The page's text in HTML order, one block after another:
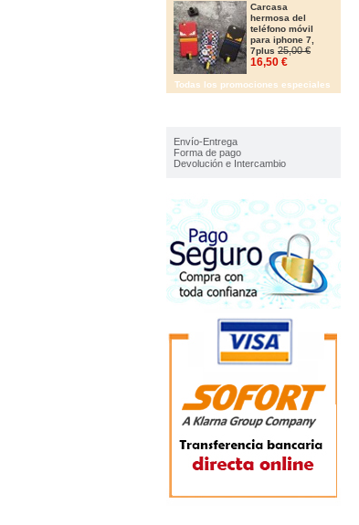
Carcasa
hermosa del
teléfono móvil
para iphone 7,
7plus 25,00 €
16,50 €
Todas los promociones especiales
Envío-Entrega
Forma de pago
Devolución e Intercambio